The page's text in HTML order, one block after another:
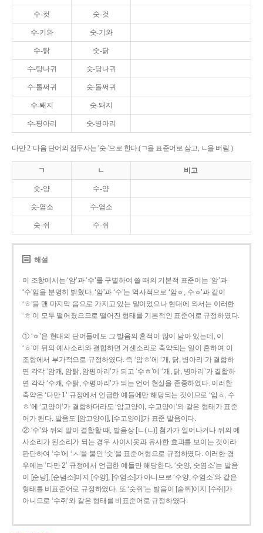
수-컷 숫-것
수-키와 숫-기와
수-탉 숫-닭
수-탕나귀 숫-당나귀
수-톨쩌귀 숫-돌쩌귀
수-퇘지 숫-돼지
수-평아리 숫-병아리
다만 2. 다음 단어의 접두사는 '숫-'으로 한다.(ㄱ을 표준어로 삼고, ㄴ을 버림.)
ㄱ ㄴ 비고
숫-양 수-양
숫-염소 수-염소
숫-쥐 수-쥐
해설
이 조항에서는 ‘암’과 ‘수’를 구별하여 쓸 때의 기본적 표준어는 ‘암’과
‘수’임을 분명히 밝혔다. ‘암’과 ‘수’는 역사적으로 ‘암ㅎ, 수ㅎ’과 같이
‘ㅎ’을 맨 마지막 음으로 가지고 있는 말이었으나 현대에 와서는 이러한
‘ㅎ’이 모두 떨어졌으므로 떨어진 형태를 기본적인 표준어로 규정하였다.
① ‘ㅎ’은 현대의 단어들에도 그 발음의 흔적이 많이 남아 있는데, 이
‘ㅎ’이 뒤의 예사소리와 결합하면 거센소리로 축약되는 일이 흔하여 이
조항에서 부가적으로 규정하였다. 즉 ‘암ㅎ’에 ‘개, 닭, 병아리’가 결합하
면 각각 ‘암캐, 암탉, 암평아리’가 되고 ‘수ㅎ’에 ‘개, 닭, 병아리’가 결합하
면 각각 ‘수캐, 수탉, 수평아리’가 되는 언어 현실을 존중하였다. 이러한
축약은 ‘다만 1’ 규정에서 언급한 예들에만 해당되는 것이므로 ‘암ㅎ, 수
ㅎ’에 ‘고양이’가 결합하더라도 ‘암고양이, 수고양이’와 같은 형태가 표준
어가 된다. 발음도 [암고양이], [수고양이]가 표준 발음이다.
② ‘수’와 뒤의 말이 결합할 때, 발음상 [ㄴ(ㄴ)] 첨가가 일어나거나 뒤의 예
사소리가 된소리가 되는 경우 사이시옷과 유사한 효과를 보이는 것이라
판단하여 ‘수’에 ‘ㅅ’을 붙인 ‘숫’을 표준어형으로 규정하였다. 이러한 경
우에는 ‘다만 2’ 규정에서 언급한 예들만 해당한다. ‘숫양, 숫염소’는 발음
이 [순냥], [순념소]이지 [수양], [수염소]가 아니므로 ‘수양, 수염소’와 같은
형태를 비표준어로 규정하였다. 또 ‘숫쥐’는 발음이 [숟쮜]이지 [수쥐]가
아니므로 ‘수쥐’와 같은 형태를 비표준어로 규정하였다.